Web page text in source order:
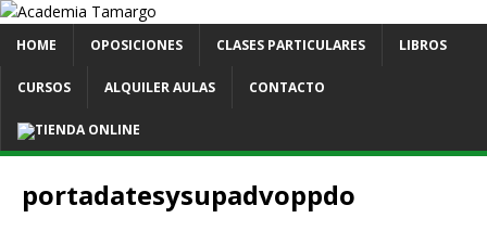
HOME OPOSICIONES CLASES PARTICULARES LIBROS
CURSOS ALQUILER AULAS CONTACTO
TIENDA ONLINE
portadatesysupadvoppdo